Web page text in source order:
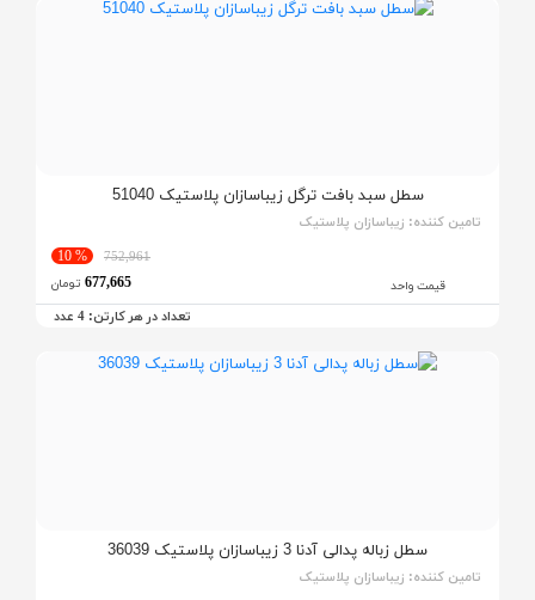
سطل سبد بافت ترگل زیباسازان پلاستیک 51040
تامین کننده: زیباسازان پلاستیک
قیمت واحد
752,961
% 10
677,665 تومان
تعداد در هر کارتن: 4 عدد
سطل زباله پدالی آدنا 3 زیباسازان پلاستیک 36039
تامین کننده: زیباسازان پلاستیک